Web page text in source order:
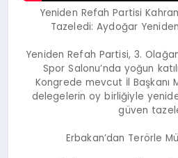
Yeniden Refah Partisi
Tazeledi: Aydoğar
Yeniden Refah Partisi, 3.
Spor Salonu’nda yoğun
Kongrede mevcut İl Başkanı
delegelerin oy birliğiyle
güven
Erbakan’dan Terörle